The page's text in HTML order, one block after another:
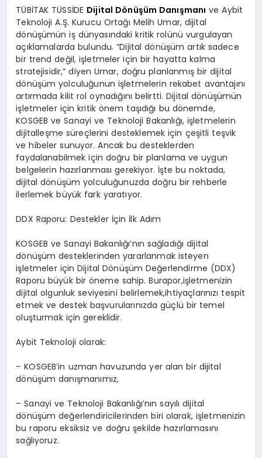
TÜBİTAK TÜSSİDE Dijital Dönüşüm Danışmanı ve Aybit
Teknoloji A.Ş. Kurucu Ortağı Melih Umar, dijital
dönüşümün iş dünyasındaki kritik rolünü vurgulayan
açıklamalarda bulundu. “Dijital dönüşüm artık sadece
bir trend değil, işletmeler için bir hayatta kalma
stratejisidir,” diyen Umar, doğru planlanmış bir dijital
dönüşüm yolculuğunun işletmelerin rekabet avantajını
artırmada kilit rol oynadığını belirtti. Dijital dönüşümün
işletmeler için kritik önem taşıdığı bu dönemde,
KOSGEB ve Sanayi ve Teknoloji Bakanlığı, işletmelerin
dijitalleşme süreçlerini desteklemek için çeşitli teşvik
ve hibeler sunuyor. Ancak bu desteklerden
faydalanabilmek için doğru bir planlama ve uygun
belgelerin hazırlanması gerekiyor. İşte bu noktada,
dijital dönüşüm yolculuğunuzda doğru bir rehberle
ilerlemek büyük fark yaratıyor.
DDX Raporu: Destekler İçin İlk Adım
KOSGEB ve Sanayi Bakanlığı’nın sağladığı dijital
dönüşüm desteklerinden yararlanmak isteyen
işletmeler için Dijital Dönüşüm Değerlendirme (DDX)
Raporu büyük bir öneme sahip. Burapor,işletmenizin
dijital olgunluk seviyesini belirlemek,ihtiyaçlarınızı tespit
etmek ve destek başvurularınızda güçlü bir temel
oluşturmak için gereklidir.
Aybit Teknoloji olarak:
– KOSGEB’in uzman havuzunda yer alan bir dijital
dönüşüm danışmanımız,
– Sanayi ve Teknoloji Bakanlığı’nın sayılı dijital
dönüşüm değerlendiricilerinden biri olarak, işletmenizin
bu raporu eksiksiz ve doğru şekilde hazırlamasını
sağlıyoruz.